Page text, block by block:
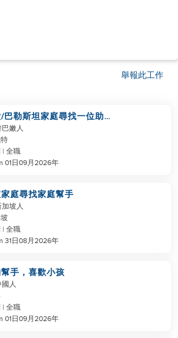
舉報此工作
巴勒斯坦家庭尋找一位助
庭的一部分
巴嫩人
| 全職
01日09月2026年
庭尋找家庭幫手
加坡人
| 全職
31日08月2026年
手，喜歡小孩
國人
| 全職
01日09月2026年